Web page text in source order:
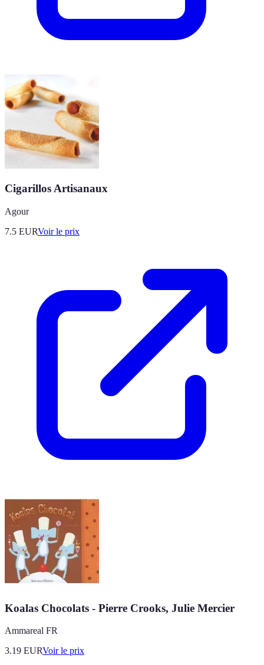
Cigarillos Artisanaux
Agour
7.5 EURVoir le prix
Koalas Chocolats - Pierre Crooks, Julie Mercier
Ammareal FR
3.19 EURVoir le prix